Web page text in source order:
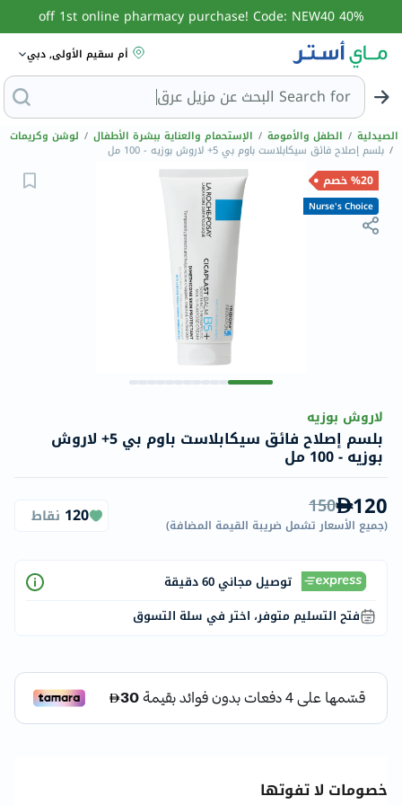
40% off 1st online pharmacy purchase! Code: NEW40
أم سقيم الأولى, دبي
Search for ا
الصيدلية / الطفل والأمومة / الإستحمام والعناية ببشرة الأطفال / لوشن وكريمات
/ بلسم إصلاح فائق سيكابلاست باوم بي 5+ لاروش بوزيه - 100 مل
%20 خصم
Nurse's Choice
لاروش بوزيه
بلسم إصلاح فائق سيكابلاست باوم بي 5+ لاروش
بوزيه - 100 مل
120
150
(جميع الأسعار تشمل ضريبة القيمة المضافة)
120 نقاط
توصيل مجاني 60 دقيقة
فتح التسليم متوفر، اختر في سلة التسوق
خصومات لا تفوتها